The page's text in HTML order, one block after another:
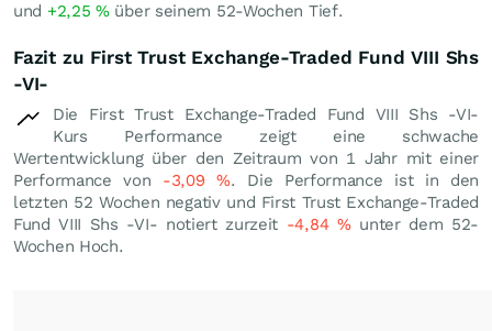
und +2,25%über seinem 52-Wochen Tief.
Fazit zu First Trust Exchange-Traded Fund VIII Shs
-VI-
Die First Trust Exchange-Traded Fund VIII Shs -VI-
Kurs Performance zeigt eine schwache
Wertentwicklung über den Zeitraum von 1 Jahr mit einer
Performance von -3,09%. Die Performance ist in den
letzten 52 Wochen negativ und First Trust Exchange-Traded
Fund VIII Shs -VI- notiert zurzeit -4,84 %unter dem 52-
Wochen Hoch.